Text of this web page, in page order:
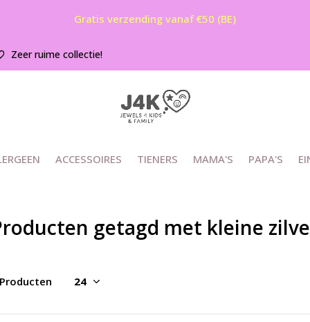
ACCESSOIRES TIENERS MAMA'S PAPA'S
Zeer ruime collectie!
Gratis verzending vanaf €50 (BE)
getagd met kleine